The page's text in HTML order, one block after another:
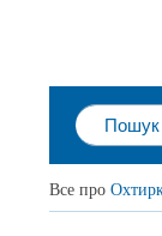
Все про